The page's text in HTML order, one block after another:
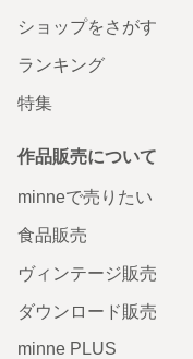
ショップをさがす
ランキング
特集
作品販売について
minneで売りたい
食品販売
ヴィンテージ販売
ダウンロード販売
minne PLUS